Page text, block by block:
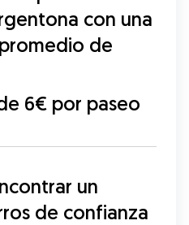
con una
de
6€ por paseo
un
de confianza